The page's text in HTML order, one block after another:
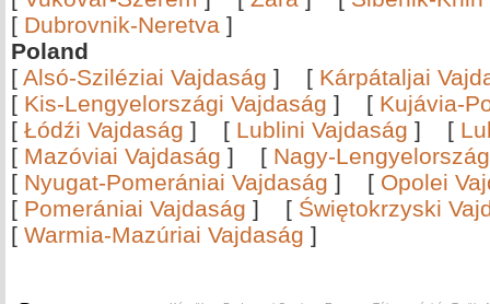
[ Dubrovnik-Neretva ]
Poland
[ Alsó-Sziléziai Vajdaság ] [ Kárpátaljai
[ Kis-Lengyelországi Vajdaság ] [ Kujávia-
[ Łódźi Vajdaság ] [ Lublini Vajdaság ] [
[ Mazóviai Vajdaság ] [ Nagy-
[ Nyugat-Pomerániai Vajdaság ] [ Opolei
[ Pomerániai Vajdaság ] [ Świętokrzyski
[ Warmia-Mazúriai Vajdaság ]